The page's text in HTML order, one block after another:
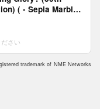
( - Sepia Marble
さい
trademark of NME Networks